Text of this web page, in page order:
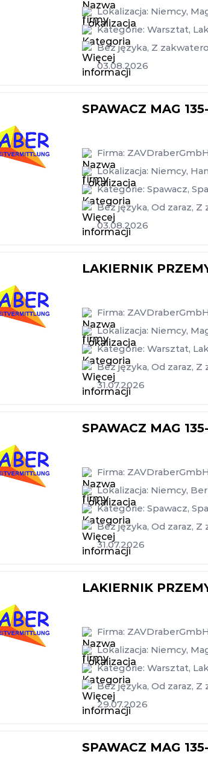
Lokalizacja: Niemcy,
Kategorie: Warsztat,
Bez języka, Z
03.08.2026
SPAWACZ MAG
Firma: ZAVDraberGmbH
Lokalizacja: Niemcy,
Kategorie: Spawacz,
Bez języka, Od zaraz, Z
03.08.2026
LAKIERNIK
Firma: ZAVDraberGmbH
Lokalizacja: Niemcy,
Kategorie: Warsztat,
Bez języka, Od zaraz, Z
31.07.2026
SPAWACZ MAG
Firma: ZAVDraberGmbH
Lokalizacja: Niemcy,
Kategorie: Spawacz,
Bez języka, Od zaraz, Z
31.07.2026
LAKIERNIK
Firma: ZAVDraberGmbH
Lokalizacja: Niemcy,
Kategorie: Warsztat,
Bez języka, Od zaraz, Z
29.07.2026
SPAWACZ MAG